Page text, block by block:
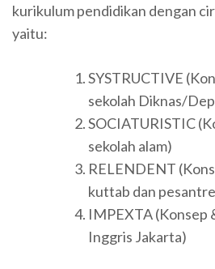
kurikulum pendidikan dengan
yaitu:
SYSTRUCTIVE
sekolah Diknas/
SOCIATURISTIC
sekolah alam)
RELENDENT
kuttab dan
IMPEXTA (Konsep
Inggris Jakarta)